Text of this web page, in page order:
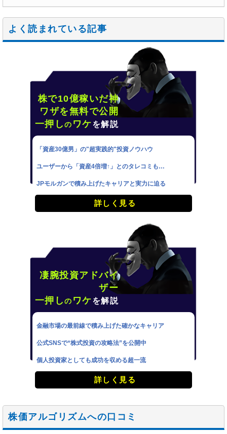
よく読まれている記事
株で10億稼いだ神
ワザを無料で公開
一押しの ワケを解説
「資産30億男」の"超実践的"投資ノウハウ
ユーザーから「資産4倍増↑」とのタレコミも…
JPモルガンで積み上げたキャリアと実力に迫る
詳しく見る
凄腕投資アドバイ
ザー
一押しの ワケを解説
金融市場の最前線で積み上げた確かなキャリア
公式SNSで“株式投資の攻略法”を公開中
個人投資家としても成功を収める超一流
詳しく見る
株価アルゴリズムへの口コミ